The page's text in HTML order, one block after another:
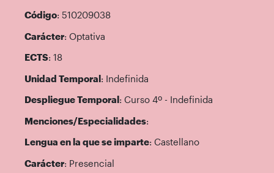
Código: 510209038
Carácter: Optativa
ECTS: 18
Unidad Temporal: Indefinida
Despliegue Temporal: Curso 4º - Indefinida
Menciones/Especialidades:
Lengua en la que se imparte: Castellano
Carácter: Presencial